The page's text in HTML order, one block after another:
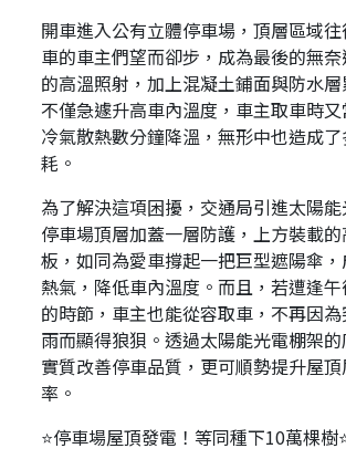
開車進入公有立體停車場，頂層區域
車的車主們望而卻步，成為最後的無
的高溫照射，加上混凝土鋪面與防水層
不僅急遽升高車內溫度，車主取車時
冷氣散熱數分鐘降溫，無形中也造成
耗。
為了解決這項困擾，交通局引進太陽
停車場頂層加蓋一層防護，上方裝載
板，如同為愛車撐起一把巨型遮陽傘
熱氣，降低車內溫度。而且，若遭逢
的時節，車主也能從容取車，不再因
雨而顯得狼狽。透過太陽能光電棚架
實質改善停車品質，更可順勢提升屋
率。
⭐停車場屋頂發電！等同種下10萬棵樹